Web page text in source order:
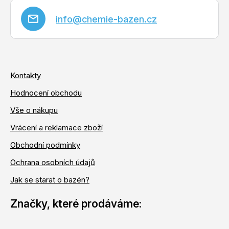
info@chemie-bazen.cz
Kontakty
Hodnocení obchodu
Vše o nákupu
Vrácení a reklamace zboží
Obchodní podmínky
Ochrana osobních údajů
Jak se starat o bazén?